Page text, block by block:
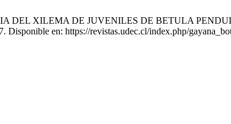
DEL XILEMA DE JUVENILES DE BETULA
Disponible en: https://revistas.udec.cl/index.php/